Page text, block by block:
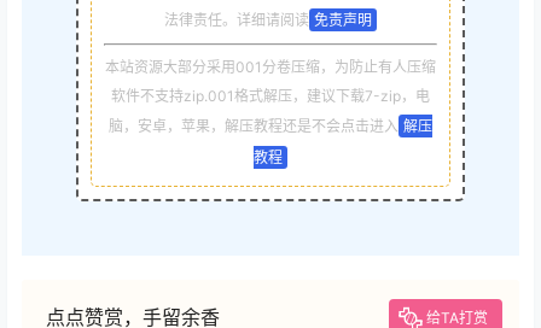
法律责任。详细请阅读 免责声明
本站资源大部分采用001分卷压缩，为防止有人压缩
软件不支持zip.001格式解压，建议下载7-zip，电
脑，安卓，苹果，解压教程还是不会点击进入 解压
教程
点点赞赏，手留余香 给TA打赏